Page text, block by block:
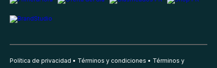
Política de privacidad Términos y condiciones Términos y